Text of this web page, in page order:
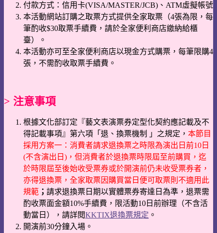
付款方式：信用卡(VISA/MASTER/JCB)、ATM虛擬帳號
本活動網站訂購之取票方式提供全家取票（4張為限，每
筆酌收$30取票手續費，請於全家便利商店繳納給櫃
臺）。
本活動亦可至全家便利商店以現金方式購票，每筆限購4
張，不需酌收取票手續費。
> 注意事項
根據文化部訂定『藝文表演票券定型化契約應記載及不
得記載事項』第六項「退、換票機制 」之規定， 本節目
採用方案一：消費者請求退換票之時限為演出日前10日
(不含演出日)，但消費者於退換票時限屆至前購買，迄
於時限屆至後始收受票券或於開演前仍未收受票券者，
亦得退換票，全家取票因購買當日便可取票則不適用此
規範 ； 請求退換票日期以實體票券寄達日為準，退票需
酌收票面金額10%手續費，限活動10日前辦理（不含活
動當日），請詳閱KKTIX退換票規定 。
開演前30分鐘入場。